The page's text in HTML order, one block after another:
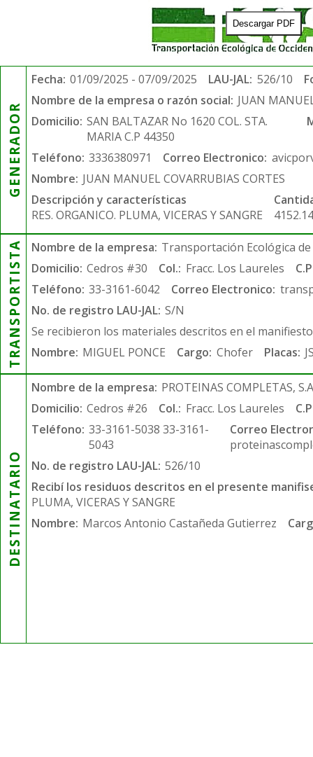
Descargar PDF
GENERADOR
Fecha: 01/09/2025 - 07/09/2025 LAU-JAL: 526/10
Nombre de la empresa o razón social: JUAN
Domicilio: SAN BALTAZAR No 1620 COL. STA.
MARIA C.P 44350
Teléfono: 3336380971 Correo Electronico:
Nombre: JUAN MANUEL COVARRUBIAS CORTES
Descripción y características
RES. ORGANICO. PLUMA, VICERAS Y SANGRE
4152.14
TRANSPORTISTA Nombre de la empresa: Transportación Ecológica de
Domicilio: Cedros #30 Col.: Fracc. Los Laureles
Teléfono: 33-3161-6042 Correo Electronico:
No. de registro LAU-JAL: S/N
Se recibieron los materiales descritos en el
Nombre: MIGUEL PONCE Cargo: Chofer Placas:
DESTINATARIO
Nombre de la empresa: PROTEINAS COMPLETAS,
Domicilio: Cedros #26 Col.: Fracc. Los Laureles
Teléfono: 33-3161-5038 33-3161-
5043
Correo
No. de registro LAU-JAL: 526/10
Recibí los residuos descritos en el presente
PLUMA, VICERAS Y SANGRE
Nombre: Marcos Antonio Castañeda Gutierrez